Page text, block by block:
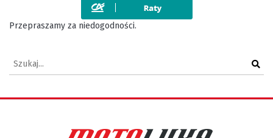
Przepraszamy za niedogodności.